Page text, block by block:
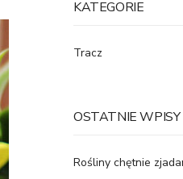
KATEGORIE
Tracz
OSTATNIE WPISY
Rośliny chętnie